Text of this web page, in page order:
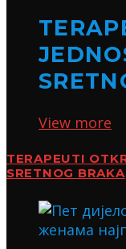
View more
TERAPEUTI
SRETNOG BRAKA